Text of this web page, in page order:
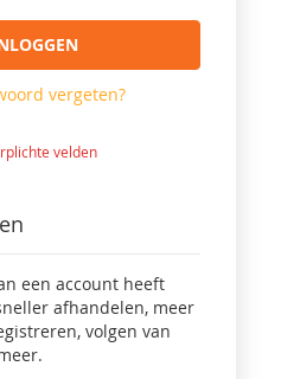
vergeten?
een account heeft
afhandelen, meer
volgen van